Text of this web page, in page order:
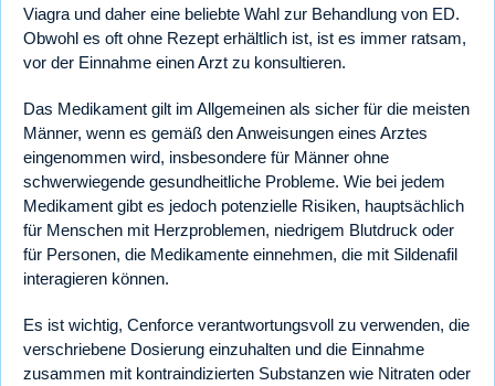
Viagra und daher eine beliebte Wahl zur Behandlung von ED.
Obwohl es oft ohne Rezept erhältlich ist, ist es immer ratsam,
vor der Einnahme einen Arzt zu konsultieren.
Das Medikament gilt im Allgemeinen als sicher für die meisten
Männer, wenn es gemäß den Anweisungen eines Arztes
eingenommen wird, insbesondere für Männer ohne
schwerwiegende gesundheitliche Probleme. Wie bei jedem
Medikament gibt es jedoch potenzielle Risiken, hauptsächlich
für Menschen mit Herzproblemen, niedrigem Blutdruck oder
für Personen, die Medikamente einnehmen, die mit Sildenafil
interagieren können.
Es ist wichtig, Cenforce verantwortungsvoll zu verwenden, die
verschriebene Dosierung einzuhalten und die Einnahme
zusammen mit kontraindizierten Substanzen wie Nitraten oder